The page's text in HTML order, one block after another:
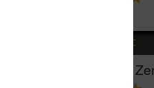
Les accessibles :
Vivlio Light